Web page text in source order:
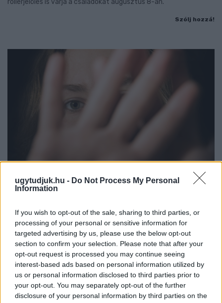
ugytudjuk.hu - Do Not Process My Personal
Information
If you wish to opt-out of the sale, sharing to third parties, or
processing of your personal or sensitive information for
targeted advertising by us, please use the below opt-out
section to confirm your selection. Please note that after your
opt-out request is processed you may continue seeing
interest-based ads based on personal information utilized by
us or personal information disclosed to third parties prior to
your opt-out. You may separately opt-out of the further
disclosure of your personal information by third parties on the
rollerjelölés is várja a családokat augusztus 8-án.
Szólj hozzá!
VÁDAT AZ ÜGYÉSZSÉG
A férfi a nyílt utcán kezdte verni áldozatát.
Szólj hozzá!